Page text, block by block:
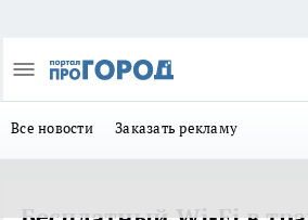
Все новости Заказать рекламу